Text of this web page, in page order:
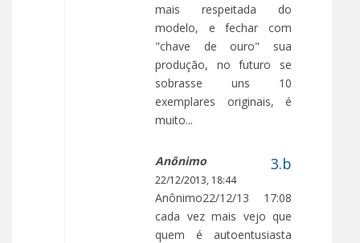
mais respeitada do
modelo, e fechar com
"chave de ouro" sua
produção, no futuro se
sobrasse uns 10
exemplares originais, é
muito...
Anônimo
22/12/2013, 18:44
Anônimo22/12/13 17:08
cada vez mais vejo que
quem é autoentusiasta